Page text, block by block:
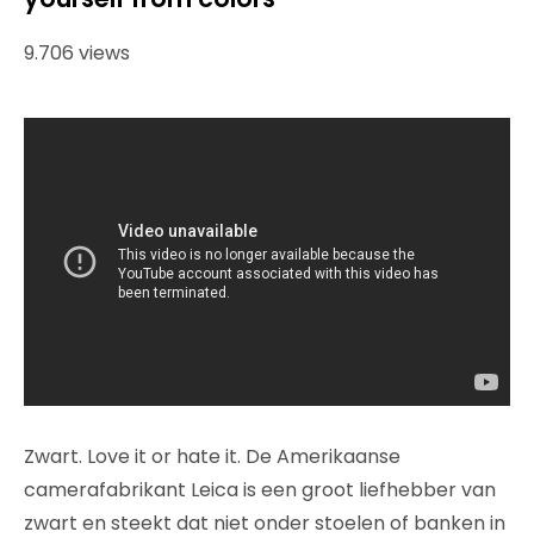
9.706 views
Zwart. Love it or hate it. De Amerikaanse
camerafabrikant Leica is een groot liefhebber van
zwart en steekt dat niet onder stoelen of banken in